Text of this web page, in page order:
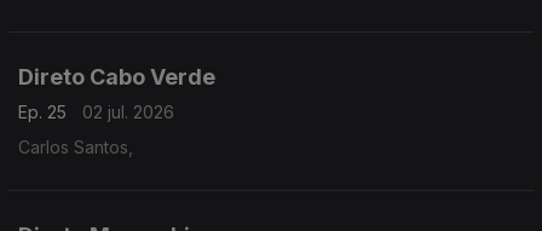
Direto Cabo Verde
Ep. 25
02 jul. 2026
Carlos Santos,